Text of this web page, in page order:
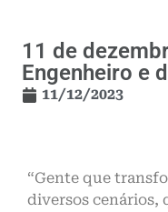
11 de
Engenheiro e
11/12/2023
“Gente que
diversos cenários,